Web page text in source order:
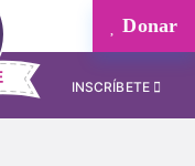
Donar
INSCRÍBETE